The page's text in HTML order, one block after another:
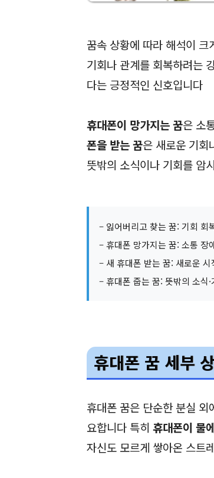
꿈속 상황에 따라 해석이 크
기회나 관계를 회복하려는
다는 긍정적인 신호입니다
휴대폰이 망가지는 꿈은 소
폰을 받는 꿈은 새로운 기회
뜻밖의 소식이나 기회를 암
– 잃어버리고 찾는 꿈: 기회 회
– 휴대폰 망가지는 꿈: 소통 장
– 새 휴대폰 받는 꿈: 새로운 시
– 휴대폰 줍는 꿈: 뜻밖의 소식·
휴대폰 꿈 세부
휴대폰 꿈은 단순한 분실 외
요합니다 특히 휴대폰이 물
자신도 모르게 쌓아온 스트